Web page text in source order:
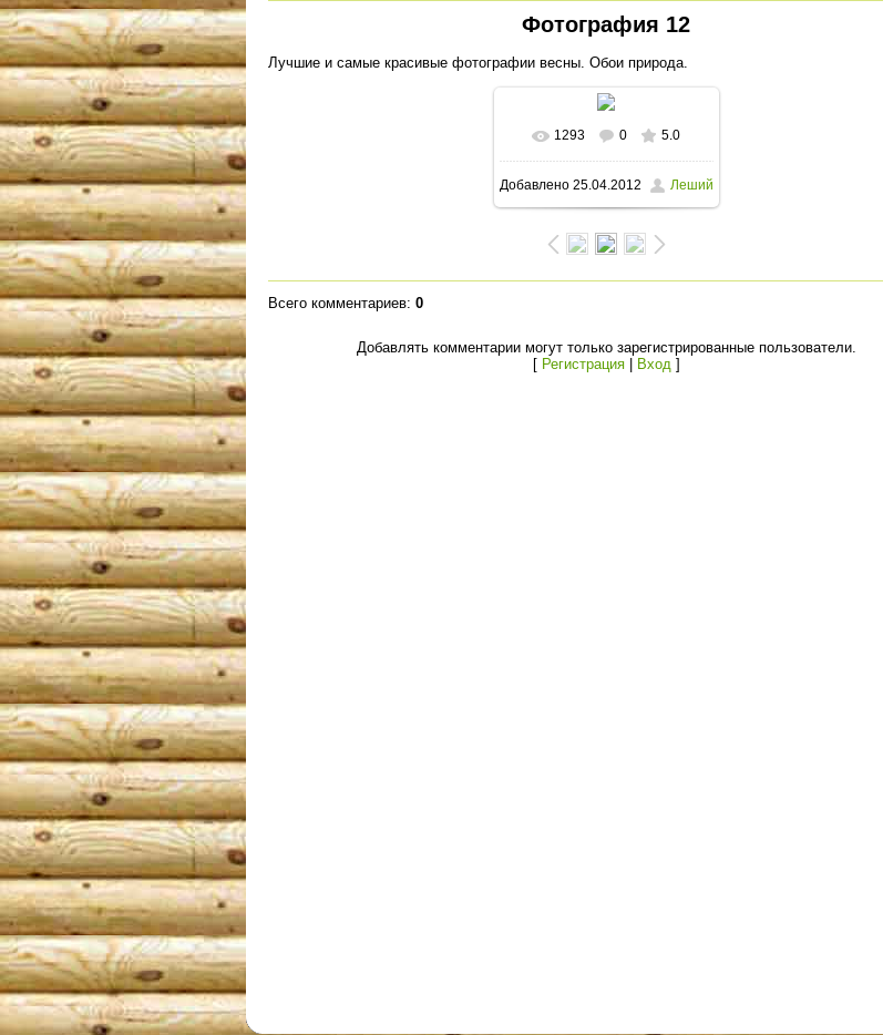
Фотография 12
Лучшие и самые красивые фотографии весны. Обои природа.
В реальном размере
1600x1200/ 112.3Kb
1293 0 5.0
Добавлено25.04.2012 Леший
Всего комментариев: 0
Добавлять комментарии могут только зарегистрированные пользователи.
[ Регистрация| Вход ]